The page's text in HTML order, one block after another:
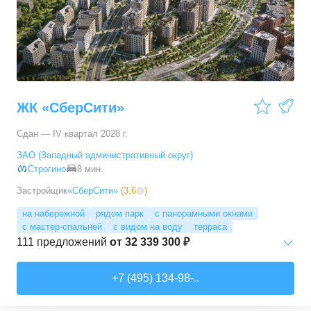
3-комн. кв. от17 498 090 ₽
76,45–81,28м² 11 предложений
4-комн. кв. от24 367 690 ₽
ЖК «СберСити»
Сдан — IV квартал 2028 г.
ЗАО (Западный административный округ)
Строгино
8 мин.
Застройщик«СберСити» (3,6 )
на набережной рядом парк
с панорамными окнами
с мастер-спальней
с видом на воду терраса
111 предложений от 32 339 300 ₽
+7 (495) 134-98-..